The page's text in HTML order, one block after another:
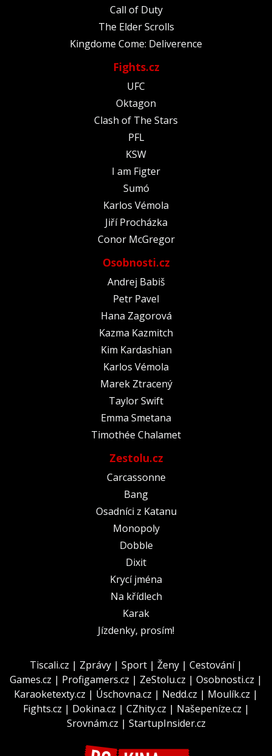
Call of Duty
The Elder Scrolls
Kingdome Come: Deliverence
Fights.cz
UFC
Oktagon
Clash of The Stars
PFL
KSW
I am Figter
Sumó
Karlos Vémola
Jiří Procházka
Conor McGregor
Osobnosti.cz
Andrej Babiš
Petr Pavel
Hana Zagorová
Kazma Kazmitch
Kim Kardashian
Karlos Vémola
Marek Ztracený
Taylor Swift
Emma Smetana
Timothée Chalamet
Zestolu.cz
Carcassonne
Bang
Osadníci z Katanu
Monopoly
Dobble
Dixit
Krycí jména
Na křídlech
Karak
Jízdenky, prosím!
Tiscali.cz | Zprávy | Sport | Ženy | Cestování|
Games.cz | Profigamers.cz | ZeStolu.cz | Osobnosti.cz |
Karaoketexty.cz | Úschovna.cz | Nedd.cz | Moulík.cz |
Fights.cz | Dokina.cz | CZhity.cz | Našepeníze.cz |
Srovnám.cz | StartupInsider.cz